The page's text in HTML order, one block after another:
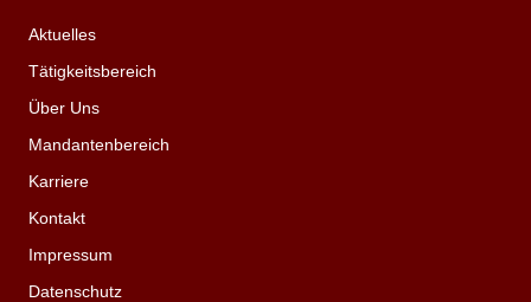
Aktuelles
Tätigkeitsbereich
Über Uns
Mandantenbereich
Karriere
Kontakt
Impressum
Datenschutz